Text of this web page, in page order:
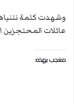
وشهدت كلمة
عائلات المحتجزين
معجب بهذه: